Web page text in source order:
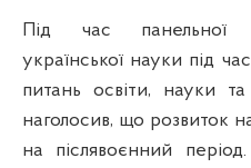
Під час панельної
української науки під
питань освіти, науки
наголосив, що розвиток
на післявоєнний